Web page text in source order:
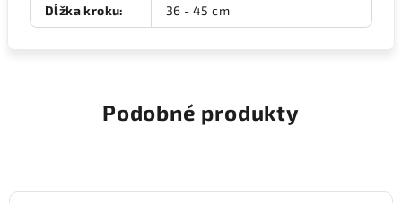
Dĺžka kroku: 36 - 45 cm
Podobné produkty